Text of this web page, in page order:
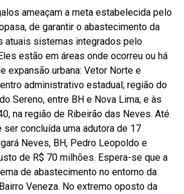
ameaçam a meta estabelecida pelo
de garantir o abastecimento da
atuais sistemas integrados pelo
estão em áreas onde ocorreu ou há
expansão urbana: Vetor Norte e
administrativo estadual; região do
Sereno, entre BH e Nova Lima; e às
na região de Ribeirão das Neves. Até
ser concluída uma adutora de 17
Neves, BH, Pedro Leopoldo e
de R$ 70 milhões. Espera-se que a
de abastecimento no entorno da
Veneza. No extremo oposto da